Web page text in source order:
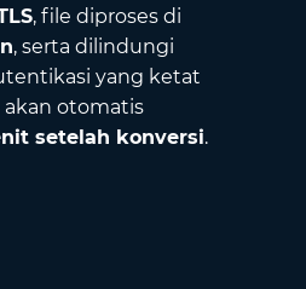
, file diproses di
, serta dilindungi
yang ketat
otomatis
setelah konversi.